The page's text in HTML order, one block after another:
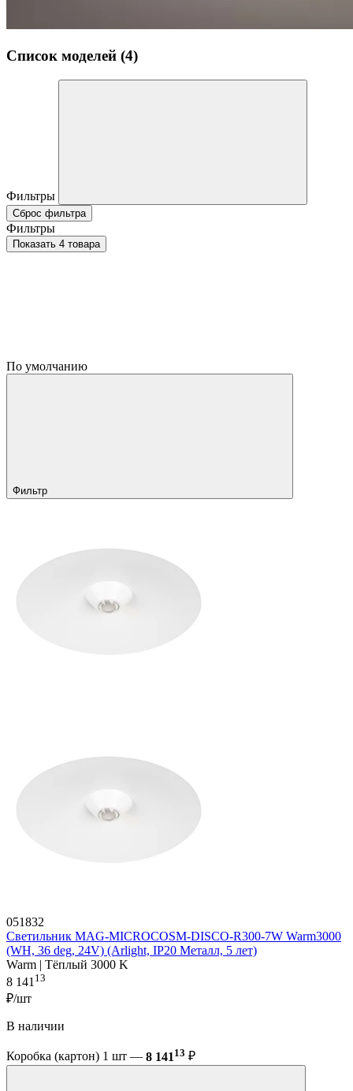
Список моделей (4)
Фильтры
Сброс фильтра
Фильтры
Показать 4 товара
По умолчанию
Фильтр
051832
Светильник MAG-MICROCOSM-DISCO-R300-7W Warm3000
(WH, 36 deg, 24V) (Arlight, IP20 Металл, 5 лет)
Warm | Тёплый 3000 K
8 141 13
₽/шт
В наличии
Коробка (картон) 1 шт — 8 141 13 ₽